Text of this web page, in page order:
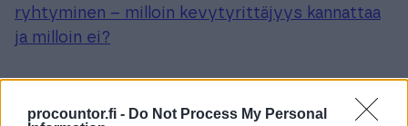
procountor.fi - Do Not Process My Personal
ryhtyminen – milloin kevytyrittäjyys kannattaa
ja milloin ei?